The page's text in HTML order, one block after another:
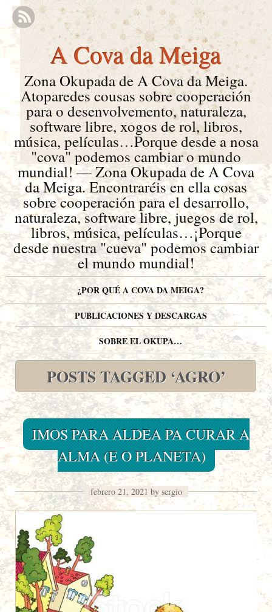
A Cova da Meiga
Zona Okupada de A Cova da Meiga.
Atoparedes cousas sobre cooperación
para o desenvolvemento, naturaleza,
software libre, xogos de rol, libros,
música, películas…Porque desde a nosa
"cova" podemos cambiar o mundo
mundial! — Zona Okupada de A Cova
da Meiga. Encontraréis en ella cosas
sobre cooperación para el desarrollo,
naturaleza, software libre, juegos de rol,
libros, música, películas…¡Porque
desde nuestra "cueva" podemos cambiar
el mundo mundial!
¿POR QUÉ A COVA DA MEIGA?
PUBLICACIONES Y DESCARGAS
SOBRE EL OKUPA…
POSTS TAGGED ‘AGRO’
IMOS PARA ALDEA PA CURAR A
ALMA (E O PLANETA)
febrero 21, 2021 by sergio